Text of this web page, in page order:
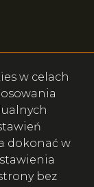
w celach
dokonać w
bez